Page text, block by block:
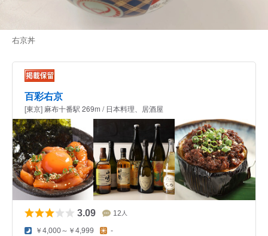
右京丼
百彩右京
[東京] 麻布十番駅 269m / 日本料理、居酒屋
3.09 12 人
￥4,000～￥4,999 -